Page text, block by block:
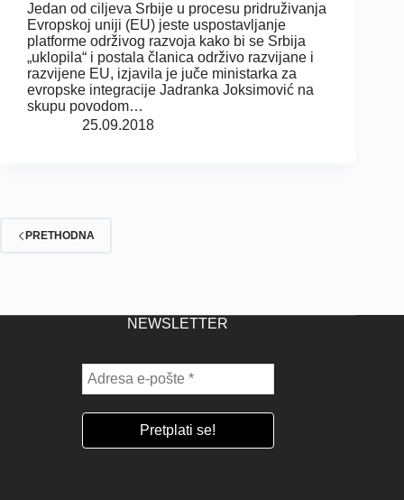
Jedan od ciljeva Srbije u procesu pridruživanja
Evropskoj uniji (EU) jeste uspostavljanje
platforme održivog razvoja kako bi se Srbija
„uklopila“ i postala članica održivo razvijane i
razvijene EU, izjavila je juče ministarka za
evropske integracije Jadranka Joksimović na
skupu povodom…
25.09.2018
PRETHODNA
NEWSLETTER